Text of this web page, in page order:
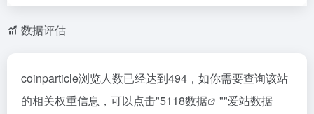
数据评估
coinparticle浏览人数已经达到494，如你需要查询该站
的相关权重信息，可以点击"5118数据 ""爱站数据